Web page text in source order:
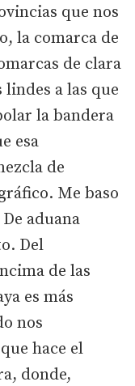
que nos
la comarca de
de clara
a las que
la bandera
esa
de
Me baso
aduana
Del
de las
es más
nos
hace el
donde,